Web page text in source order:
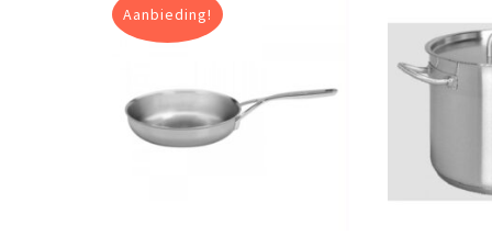
Aanbieding!